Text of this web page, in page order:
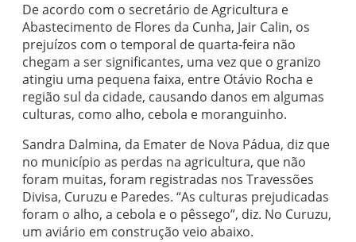
De acordo com o secretário de Agricultura e
Abastecimento de Flores da Cunha, Jair Calin, os
prejuízos com o temporal de quarta-feira não
chegam a ser significantes, uma vez que o granizo
atingiu uma pequena faixa, entre Otávio Rocha e
região sul da cidade, causando danos em algumas
culturas, como alho, cebola e moranguinho.
Sandra Dalmina, da Emater de Nova Pádua, diz que
no município as perdas na agricultura, que não
foram muitas, foram registradas nos Travessões
Divisa, Curuzu e Paredes. “As culturas prejudicadas
foram o alho, a cebola e o pêssego”, diz. No Curuzu,
um aviário em construção veio abaixo.